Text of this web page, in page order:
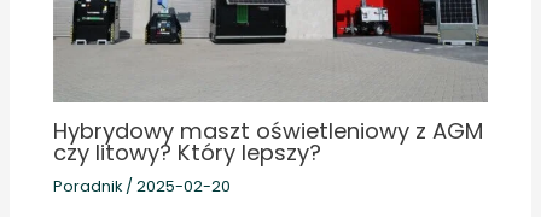
Hybrydowy maszt oświetleniowy z AGM
czy litowy? Który lepszy?
Poradnik /2025-02-20